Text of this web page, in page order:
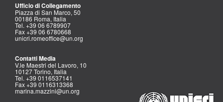
Ufficio di Collegamento
Piazza di San Marco, 50
00186 Roma, Italia
Tel. +39 06 6789907
Fax +39 06 6780668
unicri.romeoffice@un.org
Contatti Media
V.le Maestri del Lavoro, 10
10127 Torino, Italia
Tel. +39 0116537141
Fax +39 0116313368
marina.mazzini@un.org